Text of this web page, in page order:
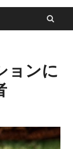
ョンに